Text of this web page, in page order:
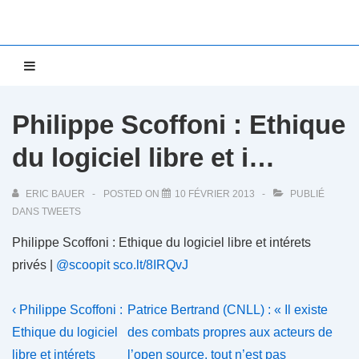
Philippe Scoffoni : Ethique
du logiciel libre et i…
ERIC BAUER POSTED ON 10 FÉVRIER 2013
PUBLIÉ
DANS TWEETS
Philippe Scoffoni : Ethique du logiciel libre et intérets
privés | @scoopit sco.lt/8IRQvJ
Navigation
de
Previous
Post
is
‹ Philippe Scoffoni :
Ethique du logiciel
libre et intérets
Next
Post
is
Patrice Bertrand (CNLL) : « Il existe
des combats propres aux acteurs de
l’open source, tout n’est pas